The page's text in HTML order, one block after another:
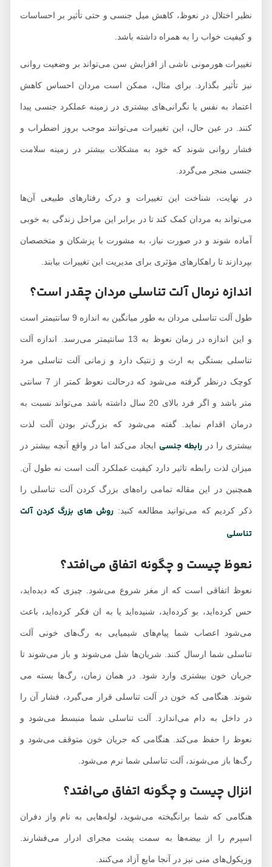
نظیر اختلال در نعوظ، کاهش میل جنسی و حتی تأثیر بر احساسات
و کیفیت خواب را به همراه داشته باشد.
تغییرات هورمونی ناشی از افزایش سن می‌تواند بر وضعیت روانی
نیز تأثیر بگذارد. برای مثال، ممکن است مردان احساس کاهش
اعتماد به نفس یا نگرانی‌های بیشتری در زمینه عملکرد جنسی پیدا
کنند. در عین حال، این تغییرات می‌توانند موجب بروز اضطراب و
فشار روانی شوند که خود به مشکلات بیشتر در زمینه سلامت
جنسی منجر می‌گردد.
در نهایت، شناخت این تغییرات و درک رفتارهای طبیعی آن‌ها
می‌تواند به مردان کمک کند تا در برابر این مراحل زندگی به خوبی
آماده شوند و در صورت نیاز، به مشورت با پزشکان و متخصصان
بپردازند تا راهکارهای مؤثری برای مدیریت این تغییرات بیابند.
اندازه نرمال آلت تناسلی مردان چقدر است؟
طول آلت تناسلی مردان به طور میانگین به اندازه 9 سانتیمتر است
و این اندازه در زمان نعوظ به 13 سانتیمتر می‌رسد. اندازه آلت
تناسلی بستگی به ارث و ژنتیک دارد و زمانی آلت تناسلی مرد
کوچک درنظر گرفته می‌شود که درحالت نعوظ کمتر از 7 سانتی
متر باشد و اگر فرد بالای 20 سال داشته باشد می‌تواند نسبت به
درمان اقدام نماید. گفته می‌شود که بزرگ‌تر بودن آلت لذت
بیشتری را دررابطه جنسیایجاد می‌کند اما در واقع آنچه بیشتر در
میزان لذت رابطه تاثیر دارد کیفیت عملکرد آلت است نه طول آن.
همچنین در این مقاله تمامی راه‌های بزرگ کردن آلت تناسلی را
ذکر کردیم که می‌توانید مطالعه کنید:روش های بزرگ کردن آلت
تناسلی
نعوظ چیست و چگونه اتفاق می‌افتد؟
نعوظ اتفاقی است که از مغز شروع می‌شود. چیزی که دیده‌اید،
حس کرده‌اید، بو کرده‌اید، شنیده‌اید یا به ان فکر کرده‌اید، باعث
می‌شود اعصاب شما پیام‌های شیمیایی به رگ‌های خونی آلت
تناسلی شما ارسال کنند. شریان‌ها شل می‌شوند و باز می‌شوند تا
جریان خون بیشتری وارد شود. در همان زمان، رگ‌ها بسته می
شوند. هنگامی که خون در آلت تناسلی قرار می‌گیرد، فشار آن را
در داخل به دام می‌اندازد. آلت تناسلی شما منبسط می‌شود و
نعوظ را حفظ می‌کند. هنگامی که جریان خون متوقف می‌شود و
رگ‌ها باز می‌شوند، آلت تناسلی شما نرم می‌شود.
انزال چیست و چگونه اتفاق می‌افتد؟
هنگامی که شما برانگیخته می‌شوید، لوله‌هایی به نام واز دفران
اسپرم را از بیضه‌ها به سمت پشت مجرای ادرار می‌فشارند.
وزیکول‌های منی نیز در آنجا مایع آزاد می‌کنند.